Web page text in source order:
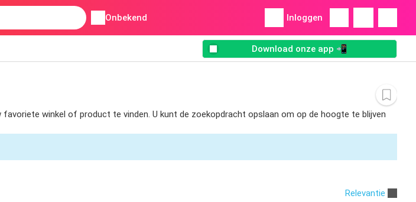
Onbekend Inloggen
Download onze app 📲
winkel of product te vinden. U kunt de zoekopdracht opslaan om op de hoogte te blijven
Relevantie